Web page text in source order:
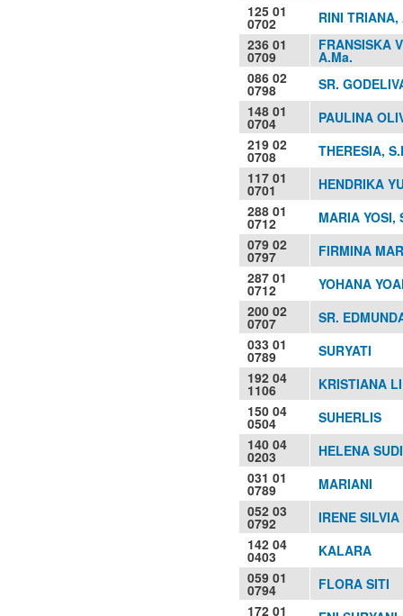
125 01
0702
RINI
236 01
0709
FRANSISKA
A.Ma.
086 02
0798
SR.
148 01
0704
PAULINA
219 02
0708
THERESIA,
117 01
0701
HENDRIKA
288 01
0712
MARIA YOSI,
079 02
0797
FIRMINA
287 01
0712
YOHANA
200 02
0707
SR.
033 01
0789
SURYATI
192 04
1106
KRISTIANA
150 04
0504
SUHERLIS
140 04
0203
HELENA
031 01
0789
MARIANI
052 03
0792
IRENE
142 04
0403
KALARA
059 01
0794
FLORA SITI
172 01